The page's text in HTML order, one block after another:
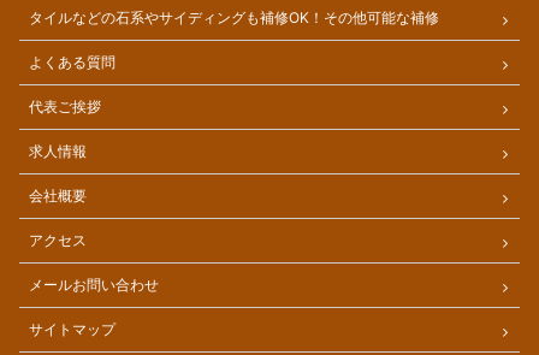
タイルなどの石系やサイディングも補修OK！その他可能な補修
よくある質問
代表ご挨拶
求人情報
会社概要
アクセス
メールお問い合わせ
サイトマップ